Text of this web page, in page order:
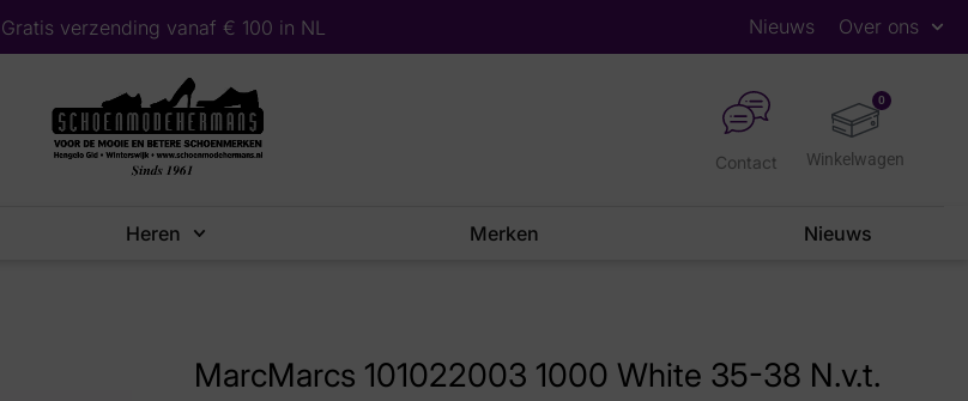
Gratis verzending vanaf € 100 in NL Nieuws Over ons
0
Contact
Heren Merken Nieuws
MarcMarcs 101022003 1000 White 35-38 N.v.t.